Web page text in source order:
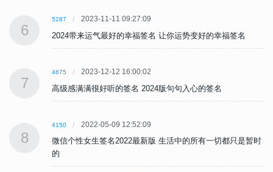
6
5287 2023-11-11 09:27:09
2024带来运气最好的幸福签名 让你运势变好的幸福签名
7
4675 2023-12-12 16:00:02
高级感满满很好听的签名 2024版句句入心的签名
8
4150 2022-05-09 12:52:09
微信个性女生签名2022最新版 生活中的所有一切都只是暂时
的